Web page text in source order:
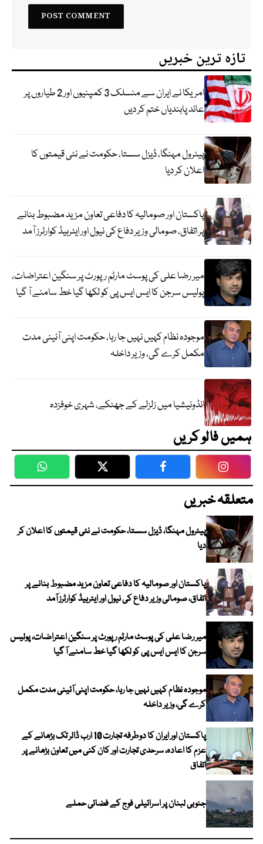
تازہ ترین خبریں
امریکا نے ایران سے منسلک 3 کمپنیوں اور 2 طیاروں پر
عائد پابندیاں ختم کر دیں
پیٹرول مہنگا، ڈیزل سستا، حکومت نے نئی قیمتوں کا
اعلان کر دیا
پاکستان اور صومالیہ کا دفاعی تعاون مزید مضبوط بنانے
پر اتفاق، صومالی وزیر دفاع کی نیول اور ایئرہیڈ کوارٹرز آمد
میر رضا علی کی پوسٹ مارٹم رپورٹ پر سنگین اعتراضات،
پولیس سرجن کا ایس ایس پی کو لکھا گیا خط سامنے آ گیا
موجودہ نظام کہیں نہیں جا رہا، حکومت اپنی آئینی مدت
مکمل کرے گی، وزیر داخلہ
انڈونیشیا میں زلزلے کے جھٹکے، شہری خوفزدہ
ہمیں فالو کریں
WhatsApp Twitter Facebook
متعلقہ خبریں
پیٹرول مہنگا، ڈیزل سستا، حکومت نے نئی قیمتوں کا اعلان کر
دیا
پاکستان اور صومالیہ کا دفاعی تعاون مزید مضبوط بنانے پر
اتفاق، صومالی وزیر دفاع کی نیول اور ایئرہیڈ کوارٹرز آمد
میر رضا علی کی پوسٹ مارٹم رپورٹ پر سنگین اعتراضات، پولیس
سرجن کا ایس ایس پی کو لکھا گیا خط سامنے آ گیا
موجودہ نظام کہیں نہیں جا رہا، حکومت اپنی آئینی مدت مکمل
کرے گی، وزیر داخلہ
پاکستان اور ایران کا دوطرفہ تجارت 10 ارب ڈالر تک بڑھانے کے
عزم کا اعادہ، سرحدی تجارت اور کان کنی میں تعاون بڑھانے پر
اتفاق
جنوبی لبنان پر اسرائیلی فوج کے فضائی حملے